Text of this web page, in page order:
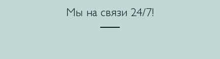
Мы на связи 24/7!